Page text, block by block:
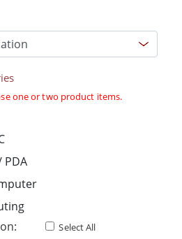
one or two product items.
PDA
Select All